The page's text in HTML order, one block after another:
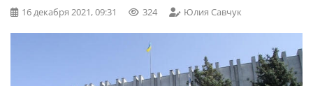
16 декабря 2021, 09:31 324 Юлия Савчук